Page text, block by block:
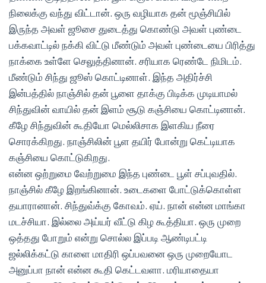
நிலைக்கு வந்து விட்டான். ஒரு வழியாக தன் மூஞ்சியில்
இருந்த அவள் ஜூசை துடைத்து கொண்டு அவள் புண்டை
பக்கவாட்டில் நக்கி விட்டு மீண்டும் அவள் புண்டையை பிரித்து
நாக்கை உள்ளே செலுத்தினான். சரியாக ரெண்டே நிமிடம்.
மீண்டும் சிந்து ஜூஸ் கொட்டினாள். இந்த அதிர்ச்சி
இன்பத்தில் நாஞ்சில் தன் பூளை தாக்கு பிடிக்க முடியாமல்
சிந்துவின் வாயில் தன் இளம் சூடு கஞ்சியை கொட்டினான்.
கீழே சிந்துவின் கூதியோ மெல்லிசாக இளகிய நீரை
சொரக்கிறது. நாஞ்சிலின் பூள தயிர் போன்று கெட்டியாக
கஞ்சியை கொட்டுகிறது.
என்ன ஒற்றுமை வேற்றுமை இந்த புண்டை பூள் சப்புவதில்.
நாஞ்சில் கீழே இறங்கினான். உடைகளை போட்டுக்கொள்ள
தயாரானான். சிந்துவ்க்கு கோவம். ஏய். நான் என்ன மாங்கா
மடச்சியா. இல்லை அய்யர் வீட்டு கிழ கூத்தியா. ஒரு முறை
ஒத்தது போறும் என்று சொல்ல இப்படி ஆண்டிபட்டி
ஜல்லிக்கட்டு காளை மாதிரி ஒப்பவனை ஒரு முறையோட
அனுப்பா நான் என்ன கூதி கெட்டவளா. மரியாதையா